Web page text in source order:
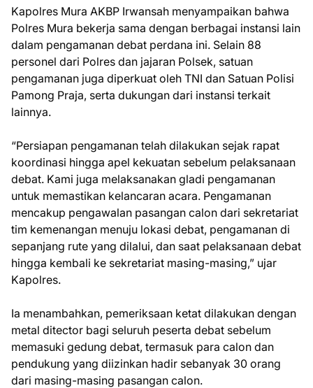
Kapolres Mura AKBP Irwansah menyampaikan bahwa
Polres Mura bekerja sama dengan berbagai instansi lain
dalam pengamanan debat perdana ini. Selain 88
personel dari Polres dan jajaran Polsek, satuan
pengamanan juga diperkuat oleh TNI dan Satuan Polisi
Pamong Praja, serta dukungan dari instansi terkait
lainnya.
“Persiapan pengamanan telah dilakukan sejak rapat
koordinasi hingga apel kekuatan sebelum pelaksanaan
debat. Kami juga melaksanakan gladi pengamanan
untuk memastikan kelancaran acara. Pengamanan
mencakup pengawalan pasangan calon dari sekretariat
tim kemenangan menuju lokasi debat, pengamanan di
sepanjang rute yang dilalui, dan saat pelaksanaan debat
hingga kembali ke sekretariat masing-masing,” ujar
Kapolres.
Ia menambahkan, pemeriksaan ketat dilakukan dengan
metal ditector bagi seluruh peserta debat sebelum
memasuki gedung debat, termasuk para calon dan
pendukung yang diizinkan hadir sebanyak 30 orang
dari masing-masing pasangan calon.